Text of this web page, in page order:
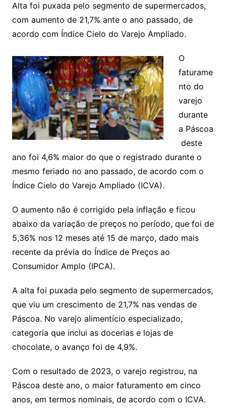
Alta foi puxada pelo segmento de supermercados,
com aumento de 21,7% ante o ano passado, de
acordo com Índice Cielo do Varejo Ampliado.
O
faturame
nto do
varejo
durante
a Páscoa
deste
ano foi 4,6% maior do que o registrado durante o
mesmo feriado no ano passado, de acordo com o
Índice Cielo do Varejo Ampliado (ICVA).
O aumento não é corrigido pela inflação e ficou
abaixo da variação de preços no período, que foi de
5,36% nos 12 meses até 15 de março, dado mais
recente da prévia do Índice de Preços ao
Consumidor Amplo (IPCA).
A alta foi puxada pelo segmento de supermercados,
que viu um crescimento de 21,7% nas vendas de
Páscoa. No varejo alimentício especializado,
categoria que inclui as docerias e lojas de
chocolate, o avanço foi de 4,9%.
Com o resultado de 2023, o varejo registrou, na
Páscoa deste ano, o maior faturamento em cinco
anos, em termos nominais, de acordo com o ICVA.